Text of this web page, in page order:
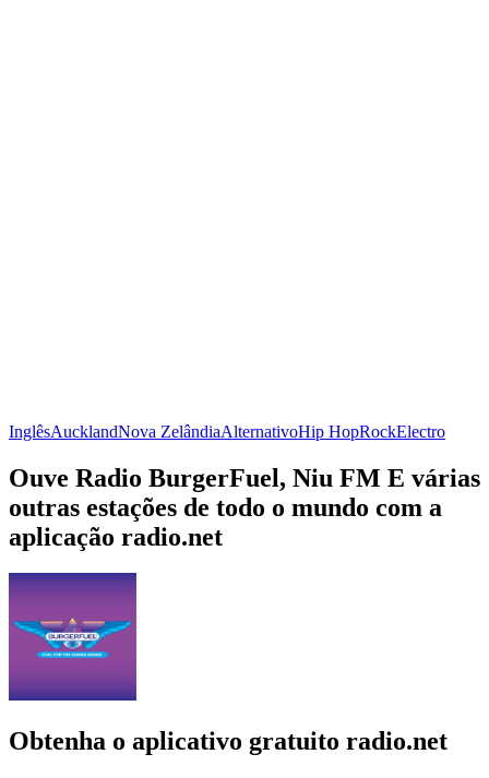
InglêsAucklandNova ZelândiaAlternativoHip HopRockElectro
Ouve Radio BurgerFuel, Niu FM E várias
outras estações de todo o mundo com a
aplicação radio.net
Obtenha o aplicativo gratuito radio.net